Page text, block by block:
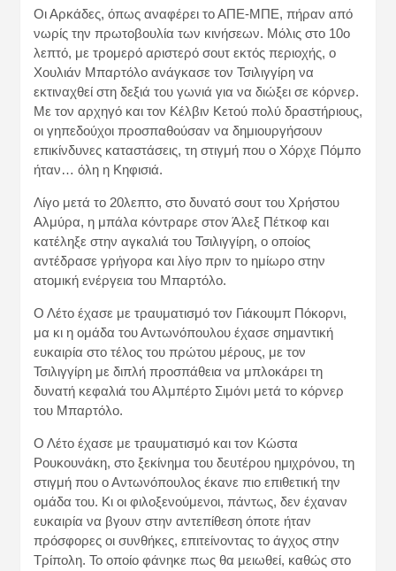
Οι Αρκάδες, όπως αναφέρει το ΑΠΕ-ΜΠΕ, πήραν από
νωρίς την πρωτοβουλία των κινήσεων. Μόλις στο 10ο
λεπτό, με τρομερό αριστερό σουτ εκτός περιοχής, ο
Χουλιάν Μπαρτόλο ανάγκασε τον Τσιλιγγίρη να
εκτιναχθεί στη δεξιά του γωνιά για να διώξει σε κόρνερ.
Με τον αρχηγό και τον Κέλβιν Κετού πολύ δραστήριους,
οι γηπεδούχοι προσπαθούσαν να δημιουργήσουν
επικίνδυνες καταστάσεις, τη στιγμή που ο Χόρχε Πόμπο
ήταν… όλη η Κηφισιά.
Λίγο μετά το 20λεπτο, στο δυνατό σουτ του Χρήστου
Αλμύρα, η μπάλα κόντραρε στον Άλεξ Πέτκοφ και
κατέληξε στην αγκαλιά του Τσιλιγγίρη, ο οποίος
αντέδρασε γρήγορα και λίγο πριν το ημίωρο στην
ατομική ενέργεια του Μπαρτόλο.
Ο Λέτο έχασε με τραυματισμό τον Γιάκουμπ Πόκορνι,
μα κι η ομάδα του Αντωνόπουλου έχασε σημαντική
ευκαιρία στο τέλος του πρώτου μέρους, με τον
Τσιλιγγίρη με διπλή προσπάθεια να μπλοκάρει τη
δυνατή κεφαλιά του Αλμπέρτο Σιμόνι μετά το κόρνερ
του Μπαρτόλο.
Ο Λέτο έχασε με τραυματισμό και τον Κώστα
Ρουκουνάκη, στο ξεκίνημα του δευτέρου ημιχρόνου, τη
στιγμή που ο Αντωνόπουλος έκανε πιο επιθετική την
ομάδα του. Κι οι φιλοξενούμενοι, πάντως, δεν έχαναν
ευκαιρία να βγουν στην αντεπίθεση όποτε ήταν
πρόσφορες οι συνθήκες, επιτείνοντας το άγχος στην
Τρίπολη. Το οποίο φάνηκε πως θα μειωθεί, καθώς στο